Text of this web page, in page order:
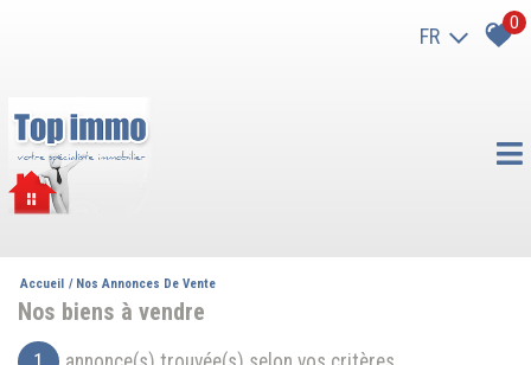
FR
0
Accueil Nos Annonces De Vente
Nos biens à vendre